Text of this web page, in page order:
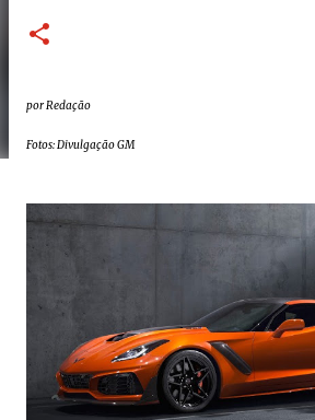
por Redação
Fotos: Divulgação GM